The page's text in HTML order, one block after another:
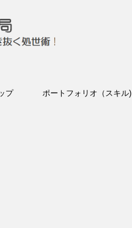
プ ポートフォリオ（スキル)